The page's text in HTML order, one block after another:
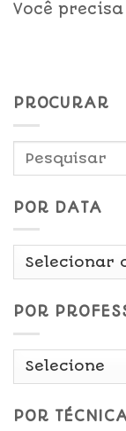
Você
PROCURAR
POR DATA
Por
POR
POR